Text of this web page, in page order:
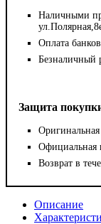
Наличными
Оплата
Безналичный
Защита
Официальная
Возврат в
Описание